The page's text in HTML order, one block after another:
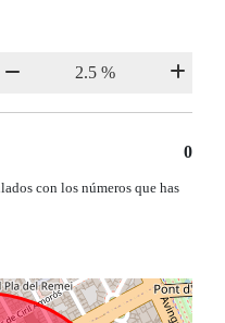
0
con los números que has